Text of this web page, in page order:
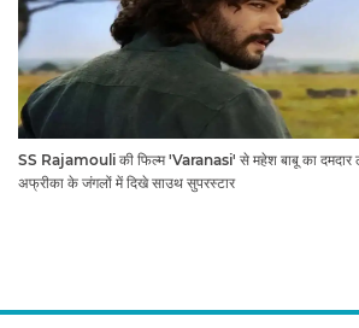
SS Rajamouli की फिल्म 'Varanasi' से महेश बाबू का दमदार
अफ्रीका के जंगलों में दिखे साउथ सुपरस्टार